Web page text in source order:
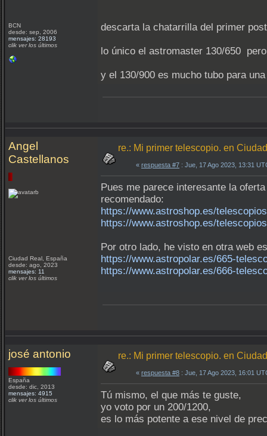
BCN
desde: sep, 2006
mensajes: 28193
clik ver los últimos
descarta la chatarrilla del primer
lo único el astromaster 130/650
y el 130/900 es mucho tubo para
Angel
Castellanos
Ciudad Real, España
desde: ago, 2023
mensajes: 11
clik ver los últimos
re.: Mi primer telescopio. en
« respuesta #7 : Jue, 17 Ago 2023, 13:31
Pues me parece interesante la
recomendado:
https://www.astroshop.es/
https://www.astroshop.es/
Por otro lado, he visto en otra web
https://www.astropolar.es/665-
https://www.astropolar.es/666-
josé antonio
España
desde: dic, 2013
mensajes: 4915
clik ver los últimos
re.: Mi primer telescopio. en
« respuesta #8 : Jue, 17 Ago 2023, 16:01
Tú mismo, el que más te guste,
yo voto por un 200/1200,
es lo más potente a ese nivel de